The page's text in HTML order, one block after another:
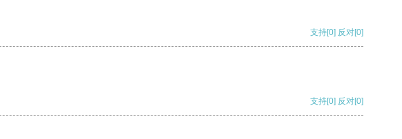
支持[0] 反对[0]
支持[0] 反对[0]